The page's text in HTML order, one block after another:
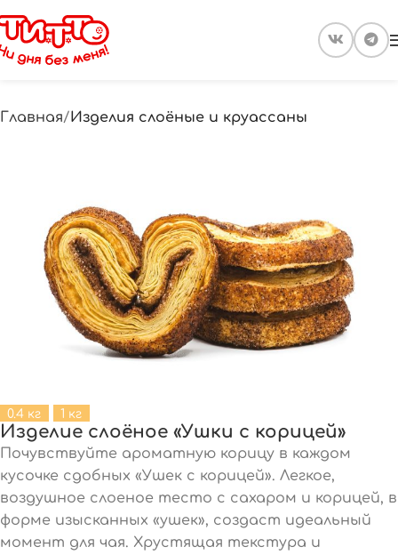
Главная Изделия слоёные и круассаны
0.4 кг 1 кг
Изделие слоёное «Ушки с корицей»
Почувствуйте ароматную корицу в каждом
кусочке сдобных «Ушек с корицей». Легкое,
воздушное слоеное тесто с сахаром и корицей, в
форме изысканных «ушек», создаст идеальный
момент для чая. Хрустящая текстура и